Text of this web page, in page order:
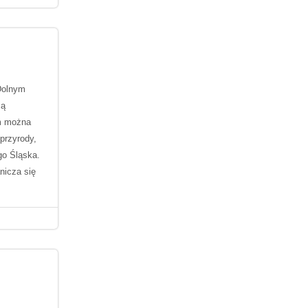
można
Śląska.
się